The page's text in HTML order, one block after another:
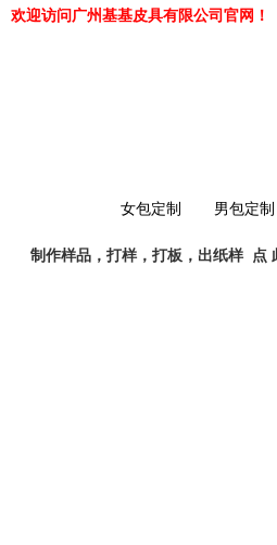
欢迎访问广州基基皮具有限公司官网！
女包定制 男包定制
工厂简介
制作样品，打样，打板，出纸样 点